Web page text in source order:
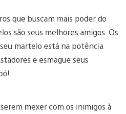
que buscam mais poder do
são seus melhores amigos. Os
martelo está na potência
e esmague seus
mexer com os inimigos à